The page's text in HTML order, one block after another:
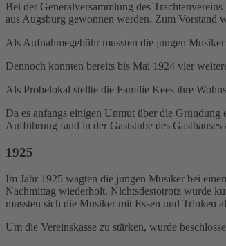
Bei der Generalversammlung des
aus Augsburg gewonnen werden. Zum Vorstand
Als Aufnahmegebühr mussten die jungen
Dennoch konnten bereits bis Mai 1924 vier
Als Probelokal stellte die Familie Kees ihre
Da es anfangs einigen Unmut über die
Aufführung fand in der Gaststube des Gasthauses
1925
Im Jahr 1925 wagten die jungen Musiker bei
Nachmittag wiederholt. Nichtsdestotrotz wurde
mussten sich die Musiker mit Essen und Trinken
Um die Vereinskasse zu stärken, wurde